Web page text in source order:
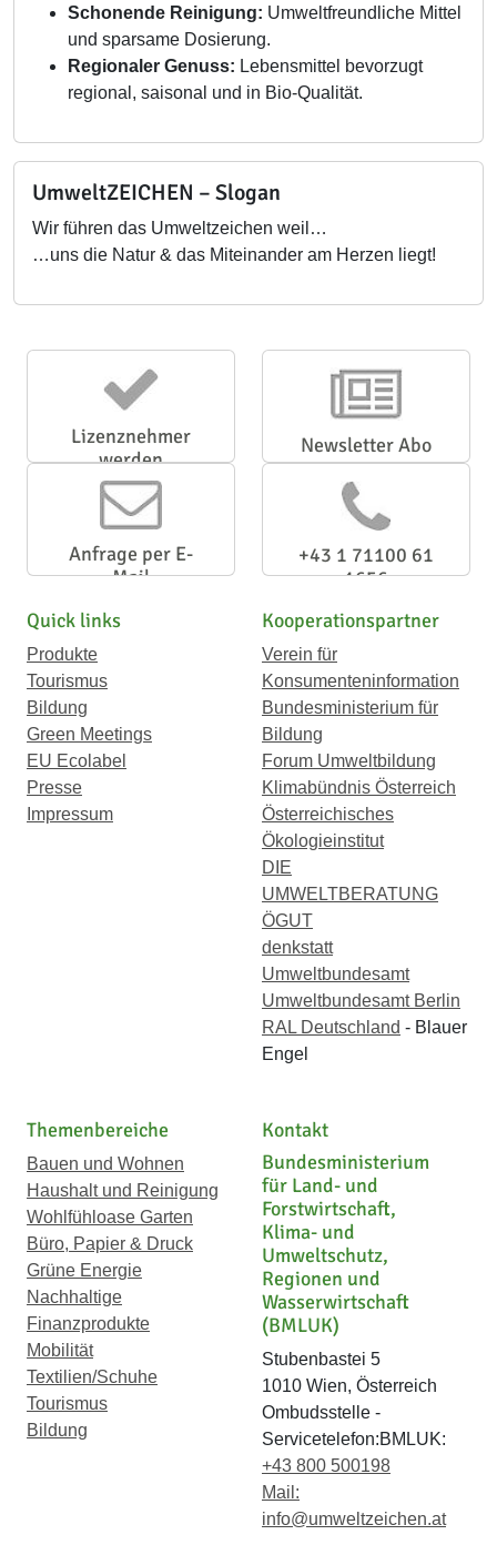
Schonende Reinigung: Umweltfreundliche Mittel
und sparsame Dosierung.
Regionaler Genuss: Lebensmittel bevorzugt
regional, saisonal und in Bio-Qualität.
UmweltZEICHEN – Slogan
Wir führen das Umweltzeichen weil…
…uns die Natur & das Miteinander am Herzen liegt!
Lizenznehmer
werden
Newsletter Abo
Anfrage per E-
Mail
+43 1 71100 61
1656
Quick links
Produkte
Tourismus
Bildung
Green Meetings
EU Ecolabel
Presse
Impressum
Kooperationspartner
Verein für
Konsumenteninformation
Bundesministerium für
Bildung
Forum Umweltbildung
Klimabündnis Österreich
Österreichisches
Ökologieinstitut
DIE
UMWELTBERATUNG
ÖGUT
denkstatt
Umweltbundesamt
Umweltbundesamt Berlin
RAL Deutschland - Blauer
Engel
Themenbereiche
Bauen und Wohnen
Haushalt und Reinigung
Wohlfühloase Garten
Büro, Papier & Druck
Grüne Energie
Nachhaltige
Finanzprodukte
Mobilität
Textilien/Schuhe
Tourismus
Bildung
Kontakt
Bundesministerium
für Land- und
Forstwirtschaft,
Klima- und
Umweltschutz,
Regionen und
Wasserwirtschaft
(BMLUK)
Stubenbastei 5
1010 Wien, Österreich
Ombudsstelle -
Servicetelefon:BMLUK:
+43 800 500198
Mail:
info@umweltzeichen.at